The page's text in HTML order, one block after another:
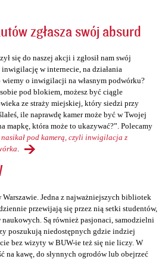
zgłasza swój absurd
się do naszej akcji i zgłosił nam swój
inwigilację w internecie, na działania
wiemy o inwigilacji na własnym podwórku?
pod blokiem, możesz być ciągle
ze straży miejskiej, który siedzi przy
ile naprawdę kamer może być w Twojej
mapkę, która może to ukazywać?”. Polecamy
nasikał pod kamerą, czyli inwigilacja z
Jedna z najważniejszych bibliotek
przewijają się przez nią setki studentów,
Są również pasjonaci, samodzielni
poszukują niedostępnych gdzie indziej
bez wizyty w BUW-ie też się nie liczy. W
na kawę, do słynnych ogrodów lub obejrzeć